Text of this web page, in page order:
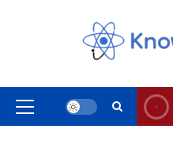
Menu